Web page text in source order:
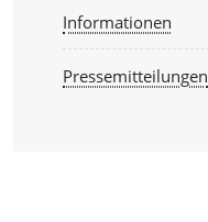
Informationen
Pressemitteilungen